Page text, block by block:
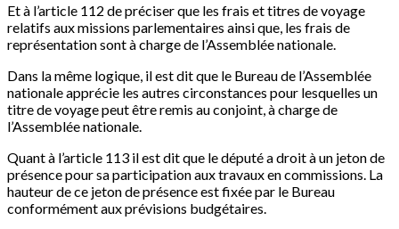
Et à l’article 112 de préciser que les frais et titres de voyage
relatifs aux missions parlementaires ainsi que, les frais de
représentation sont à charge de l’Assemblée nationale.
Dans la même logique, il est dit que le Bureau de l’Assemblée
nationale apprécie les autres circonstances pour lesquelles un
titre de voyage peut être remis au conjoint, à charge de
l’Assemblée nationale.
Quant à l’article 113 il est dit que le député a droit à un jeton de
présence pour sa participation aux travaux en commissions. La
hauteur de ce jeton de présence est fixée par le Bureau
conformément aux prévisions budgétaires.